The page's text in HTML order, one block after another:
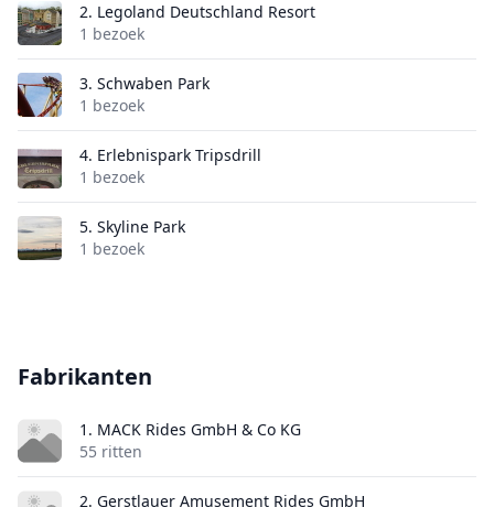
2. Legoland Deutschland Resort
1 bezoek
3. Schwaben Park
1 bezoek
4. Erlebnispark Tripsdrill
1 bezoek
5. Skyline Park
1 bezoek
Fabrikanten
1. MACK Rides GmbH & Co KG
55 ritten
2. Gerstlauer Amusement Rides GmbH